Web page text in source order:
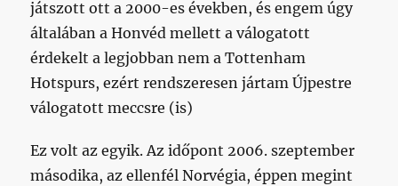
játszott ott a 2000-es években, és engem úgy
általában a Honvéd mellett a válogatott
érdekelt a legjobban nem a Tottenham
Hotspurs, ezért rendszeresen jártam Újpestre
válogatott meccsre (is)
Ez volt az egyik. Az időpont 2006. szeptember
másodika, az ellenfél Norvégia, éppen megint